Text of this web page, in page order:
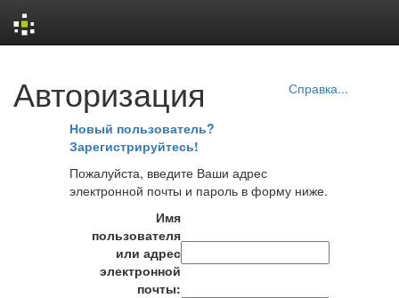
navigation
Авторизация Справка...
Новый пользователь?
Зарегистрируйтесь!
Пожалуйста, введите Ваши адрес
электронной почты и пароль в форму ниже.
Имя
пользователя
или адрес
электронной
почты: